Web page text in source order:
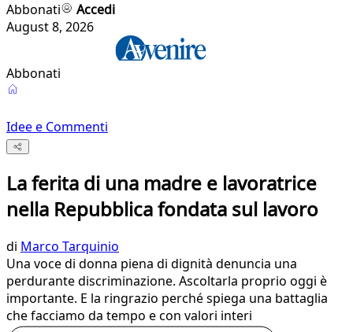
Abbonati
Accedi
August 8, 2026
Abbonati
Idee e Commenti
La ferita di una madre e lavoratrice
nella Repubblica fondata sul lavoro
di Marco Tarquinio
Una voce di donna piena di dignità denuncia una
perdurante discriminazione. Ascoltarla proprio oggi è
importante. E la ringrazio perché spiega una battaglia
che facciamo da tempo e con valori interi